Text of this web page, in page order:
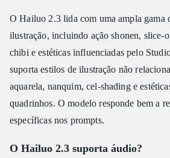
O Hailuo 2.3 lida com uma ampla gama
ilustração, incluindo ação shonen, slice-
chibi e estéticas influenciadas pelo
suporta estilos de ilustração não
aquarela, nanquim, cel-shading e
quadrinhos. O modelo responde bem a
específicas nos prompts.
O Hailuo 2.3 suporta áudio?